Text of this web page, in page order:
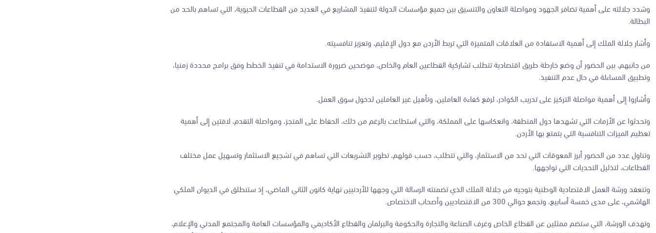
وشدد جلالته على أهمية تضافر الجهود ومواصلة التعاون والتنسيق بين جميع مؤسسات الدولة لتنفيذ المشاريع في العديد من القطاعات الحيوية، التي تساهم بالحد من
البطالة.
وأشار جلالة الملك إلى أهمية الاستفادة من العلاقات المتميزة التي تربط الأردن مع دول الإقليم، وتعزيز تنافسيته.
من جانبهم، بين الحضور أن وضع خارطة طريق اقتصادية تتطلب تشاركية القطاعين العام والخاص، موضحين ضرورة الاستدامة في تنفيذ الخطط وفق برامج محددة زمنيا،
وتطبيق المساءلة في حال عدم التنفيذ.
وأشاروا إلى أهمية مواصلة التركيز على تدريب الكوادر، لرفع كفاءة العاملين، وتأهيل غير العاملين لدخول سوق العمل.
وتحدثوا عن الأزمات التي تشهدها دول المنطقة، وانعكاسها على المملكة، والتي استطاعت بالرغم من ذلك، الحفاظ على المنجز، ومواصلة التقدم، لافتين إلى أهمية
تعظيم الميزات التنافسية التي يتمتع بها الأردن.
وتناول عدد من الحضور أبرز المعوقات التي تحد من الاستثمار، والتي تتطلب، حسب قولهم، تطوير التشريعات التي تساهم في تشجيع الاستثمار وتسهيل عمل مختلف
القطاعات، لتذليل التحديات التي تواجهها.
وتنعقد ورشة العمل الاقتصادية الوطنية بتوجيه من جلالة الملك الذي تضمنته الرسالة التي وجهها للأردنيين نهاية كانون الثاني الماضي، إذ ستنطلق في الديوان الملكي
الهاشمي، على مدى خمسة أسابيع، وتجمع حوالي 300 من الاقتصاديين وأصحاب الاختصاص.
وتهدف الورشة، التي ستضم ممثلين عن القطاع الخاص وغرف الصناعة والتجارة والحكومة والبرلمان والقطاع الأكاديمي والمؤسسات العامة والمجتمع المدني والإعلام،